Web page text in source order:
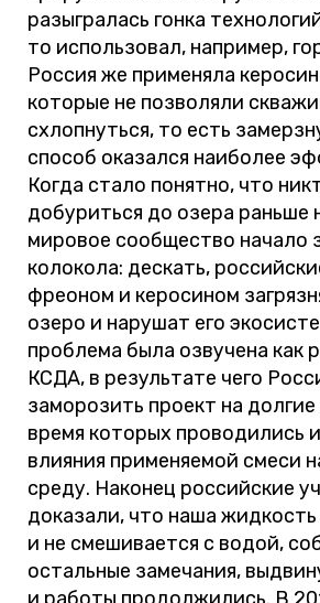
разыгралась гонка
то использовал, например,
Россия же применяла
которые не позволяли
схлопнуться, то есть
способ оказался наиболее
Когда стало понятно, что
добуриться до озера раньше
мировое сообщество начало
колокола: дескать,
фреоном и керосином
озеро и нарушат его
проблема была озвучена как
КСДА, в результате чего
заморозить проект на
время которых проводились
влияния применяемой смеси
среду. Наконец российские
доказали, что наша
и не смешивается с водой,
остальные замечания,
и работы продолжились. В